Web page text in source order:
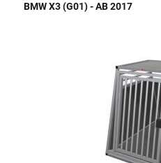
BMW X3 (G01) - AB 2017